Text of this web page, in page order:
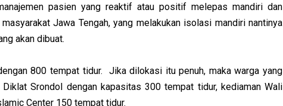
pasien yang reaktif atau positif melepas mandiri dan
masyarakat Jawa Tengah, yang melakukan isolasi mandiri nantinya
akan dibuat.
800 tempat tidur.
Jika dilokasi itu penuh, maka warga yang
Srondol dengan kapasitas 300 tempat tidur, kediaman Wali
Center 150 tempat tidur.